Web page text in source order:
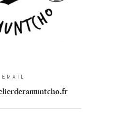
EMAIL